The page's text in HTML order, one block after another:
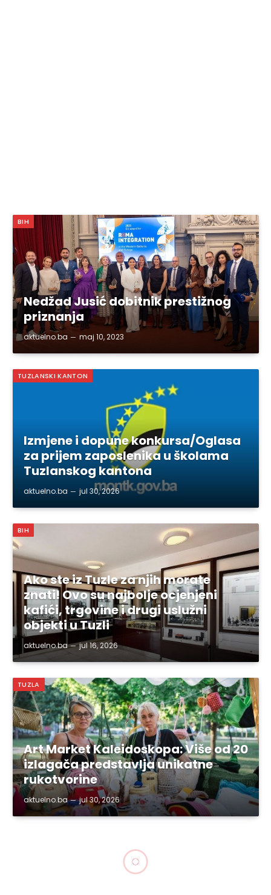
BIH
Nedžad Jusić dobitnik prestižnog
priznanja
aktuelno.ba maj 10, 2023
TUZLANSKI KANTON
Izmjene i dopune konkursa/Oglasa
za prijem zaposlenika u školama
Tuzlanskog kantona
aktuelno.ba jul 30, 2026
BIH
Ako ste iz Tuzle za njih morate
znati! Ovo su najbolje ocjenjeni
kafići, trgovine i drugi uslužni
objekti u Tuzli
aktuelno.ba jul 16, 2026
TUZLA
Art Market Kaleidoskopa: Više od 20
izlagača predstavlja unikatne
rukotvorine
aktuelno.ba jul 30, 2026